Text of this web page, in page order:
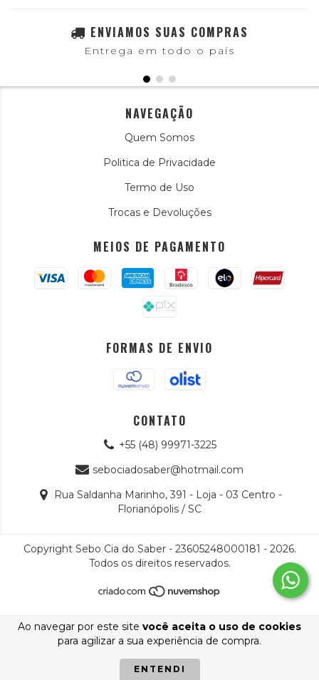
Ao navegar por este site você aceita o uso de cookies
para agilizar a sua experiência de compra.
ENTENDI
ENVIAMOS SUAS COMPRAS
Entrega em todo o país
NAVEGAÇÃO
Quem Somos
Politica de Privacidade
Termo de Uso
Trocas e Devoluções
MEIOS DE PAGAMENTO
FORMAS DE ENVIO
CONTATO
+55 (48) 99971-3225
sebociadosaber@hotmail.com
Rua Saldanha Marinho, 391 - Loja - 03 Centro -
Florianópolis / SC
Copyright Sebo Cia do Saber - 23605248000181 - 2026.
Todos os direitos reservados.